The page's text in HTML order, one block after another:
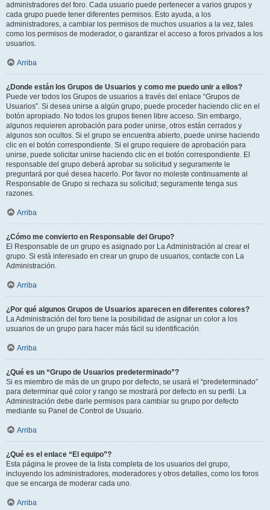
administradores del foro. Cada usuario puede pertenecer a varios grupos y
cada grupo puede tener diferentes permisos. Esto ayuda, a los
administradores, a cambiar los permisos de muchos usuarios a la vez, tales
como los permisos de moderador, o garantizar el acceso a foros privados a los
usuarios.
Arriba
¿Donde están los Grupos de Usuarios y como me puedo unir a ellos?
Puede ver todos los Grupos de usuarios a través del enlace “Grupos de
Usuarios”. Si desea unirse a algún grupo, puede proceder haciendo clic en el
botón apropiado. No todos los grupos tienen libre acceso. Sin embargo,
algunos requieren aprobación para poder unirse, otros están cerrados y
algunos son ocultos. Si el grupo se encuentra abierto, puede unirse haciendo
clic en el botón correspondiente. Si el grupo requiere de aprobación para
unirse, puede solicitar unirse haciendo clic en el botón correspondiente. El
responsable del grupo deberá aprobar su solicitud y seguramente le
preguntará por qué desea hacerlo. Por favor no moleste continuamente al
Responsable de Grupo si rechaza su solicitud; seguramente tenga sus
razones.
Arriba
¿Cómo me convierto en Responsable del Grupo?
El Responsable de un grupo es asignado por La Administración al crear el
grupo. Si está interesado en crear un grupo de usuarios, contacte con La
Administración.
Arriba
¿Por qué algunos Grupos de Usuarios aparecen en diferentes colores?
La Administración del foro tiene la posibilidad de asignar un color a los
usuarios de un grupo para hacer más fácil su identificación.
Arriba
¿Qué es un “Grupo de Usuarios predeterminado”?
Si es miembro de más de un grupo por defecto, se usará el “predeterminado”
para determinar qué color y rango se mostrará por defecto en su perfil. La
Administración debe darle permisos para cambiar su grupo por defecto
mediante su Panel de Control de Usuario.
Arriba
¿Qué es el enlace “El equipo”?
Esta página le provee de la lista completa de los usuarios del grupo,
incluyendo los administradores, moderadores y otros detalles, como los foros
que se encarga de moderar cada uno.
Arriba